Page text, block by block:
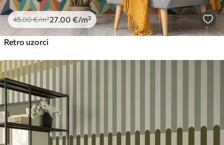
45.00€/m²27 .00 €/m²
Retro uzorci